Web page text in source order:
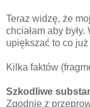
Teraz widzę, że
chciałam aby
upiększać to co
Kilka faktów
Szkodliwe
Zgodnie z